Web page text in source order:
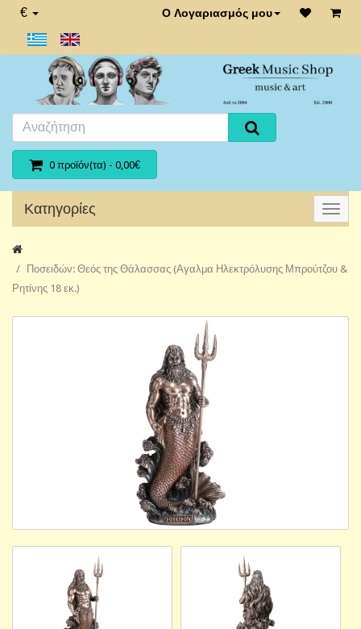
€ Ο Λογαριασμός μου
0 προϊόν(τα) - 0,00€
Κατηγορίες
Ποσειδών: Θεός της Θάλασσας (Αγαλμα Ηλεκτρόλυσης Μπρούτζου &
Ρητίνης 18 εκ.)